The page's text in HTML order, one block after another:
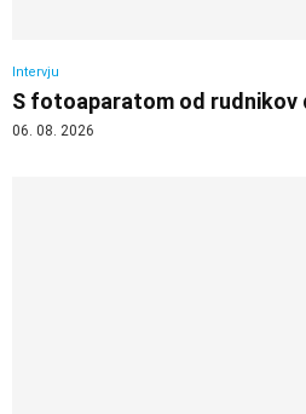
Intervju
S fotoaparatom od rudnikov
06. 08. 2026